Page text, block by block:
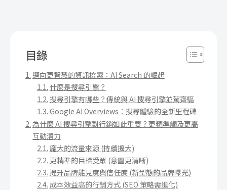
目錄
邁向更智慧的資訊檢索：AI Search 的崛起
什麼是搜尋引擎？
搜尋引擎有哪些？傳統與 AI 搜尋引擎並駕齊驅
Google AI Overviews：搜尋體驗的全新里程碑
為什麼 AI 搜尋引擎對行銷如此重要？更精準觸及更高
互動潛力
龐大的流量來源 (持續擴大)
更精準的目標受眾 (意圖更清晰)
提升品牌能見度與信任度 (新型態的品牌曝光)
成本效益高的行銷方式 (SEO 策略需進化)